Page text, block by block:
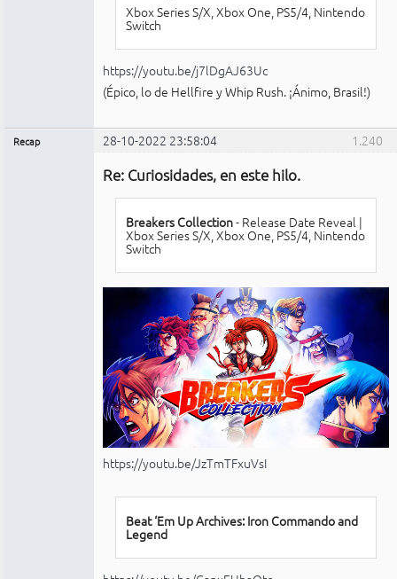
Xbox Series S/X, Xbox One, PS5/4, Nintendo
Switch
https://youtu.be/j7lDgAJ63Uc
(Épico, lo de Hellfire y Whip Rush. ¡Ánimo, Brasil!)
1.240
Recap 28-10-2022 23:58:04
Re: Curiosidades, en este hilo.
Breakers Collection- Release Date Reveal |
Xbox Series S/X, Xbox One, PS5/4, Nintendo
Switch
https://youtu.be/JzTmTFxuVsI
Beat ‘Em Up Archives: Iron Commando and
Legend